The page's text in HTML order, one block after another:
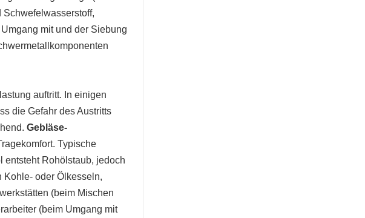
mit und der Siebung
auftritt. In einigen
die Gefahr des Austritts
Gebläse-
Typische
entsteht Rohölstaub, jedoch
Kohle- oder Ölkesseln,
(beim Mischen
(beim Umgang mit